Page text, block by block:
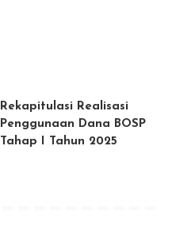
Rekapitulasi Realisasi
Penggunaan Dana BOSP
Tahap I Tahun 2025